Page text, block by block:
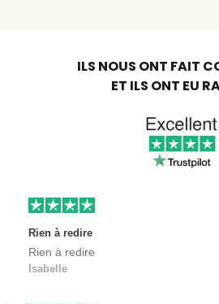
ILS NOUS ONT FAIT
ET ILS ONT EU
Rien à redire
Rien à redire
Isabelle